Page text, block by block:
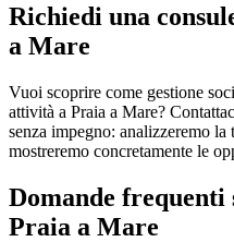
Richiedi una
a Mare
Vuoi scoprire come gestione
attività a Praia a Mare?
senza impegno: analizzeremo la
mostreremo concretamente le
Domande frequenti
Praia a Mare